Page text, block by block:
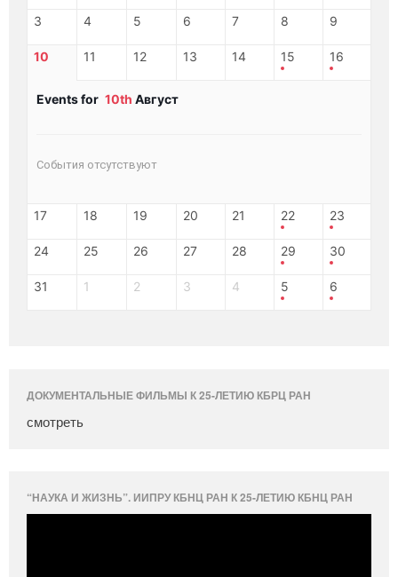
3 4 5 6 7 8 9
10 11 12 13 14 15 16
Events for 10th Август
События отсутствуют
17 18 19 20 21 22 23
24 25 26 27 28 29 30
31 1 2 3 4 5 6
ДОКУМЕНТАЛЬНЫЕ ФИЛЬМЫ К 25-ЛЕТИЮ КБРЦ РАН
смотреть
“НАУКА И ЖИЗНЬ”. ИИПРУ КБНЦ РАН К 25-ЛЕТИЮ КБНЦ РАН